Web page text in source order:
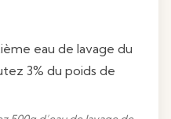
eau de lavage du
3% du poids de